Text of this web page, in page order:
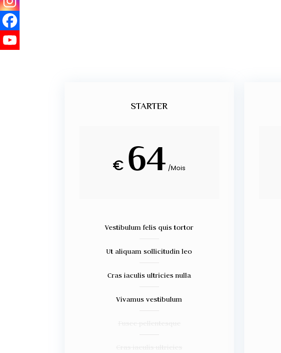
STARTER
€ 64 /Mois
Vestibulum felis quis tortor
Ut aliquam sollicitudin leo
Cras iaculis ultricies nulla
Vivamus vestibulum